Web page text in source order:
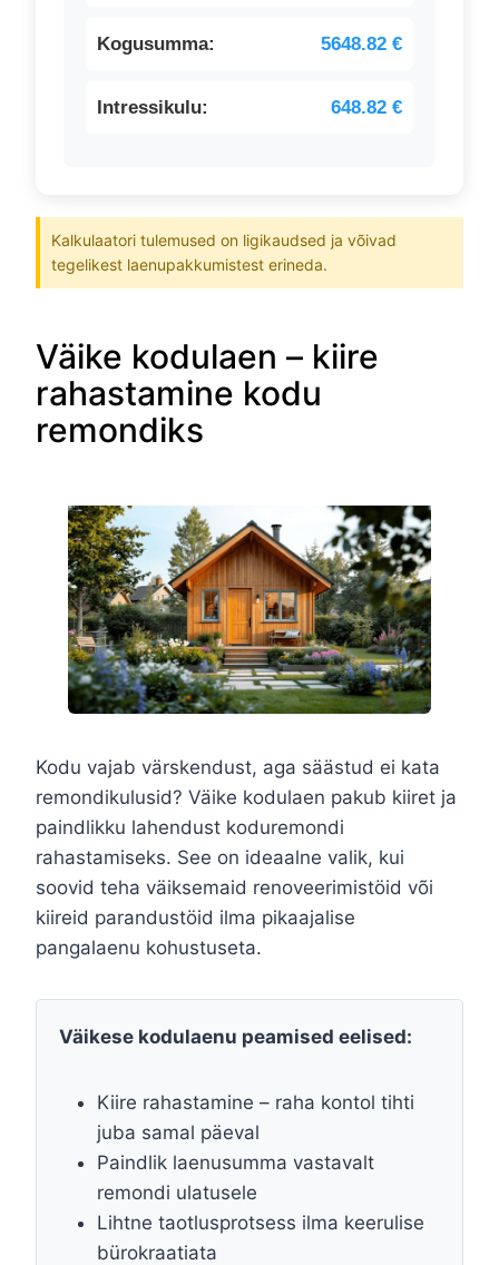
Kogusumma: 5648.82 €
Intressikulu: 648.82 €
Kalkulaatori tulemused on ligikaudsed ja võivad
tegelikest laenupakkumistest erineda.
Väike kodulaen – kiire
rahastamine kodu
remondiks
Kodu vajab värskendust, aga säästud ei kata
remondikulusid? Väike kodulaen pakub kiiret ja
paindlikku lahendust koduremondi
rahastamiseks. See on ideaalne valik, kui
soovid teha väiksemaid renoveerimistöid või
kiireid parandustöid ilma pikaajalise
pangalaenu kohustuseta.
Väikese kodulaenu peamised eelised:
Kiire rahastamine – raha kontol tihti
juba samal päeval
Paindlik laenusumma vastavalt
remondi ulatusele
Lihtne taotlusprotsess ilma keerulise
bürokraatiata